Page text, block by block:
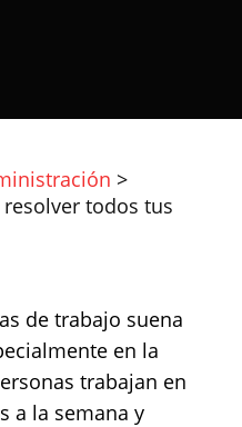
>
todos tus
de trabajo suena
en la
trabajan en
a la semana y